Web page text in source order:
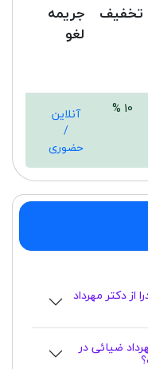
تخفیف
جریمه
لغو
10 %
آنلاین
/
حضوری
از دکتر مهرداد
ضیائی در